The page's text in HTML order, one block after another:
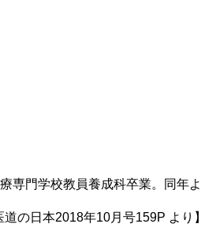
門学校教員養成科卒業。同年よ
道の日本2018年10月号159P より】